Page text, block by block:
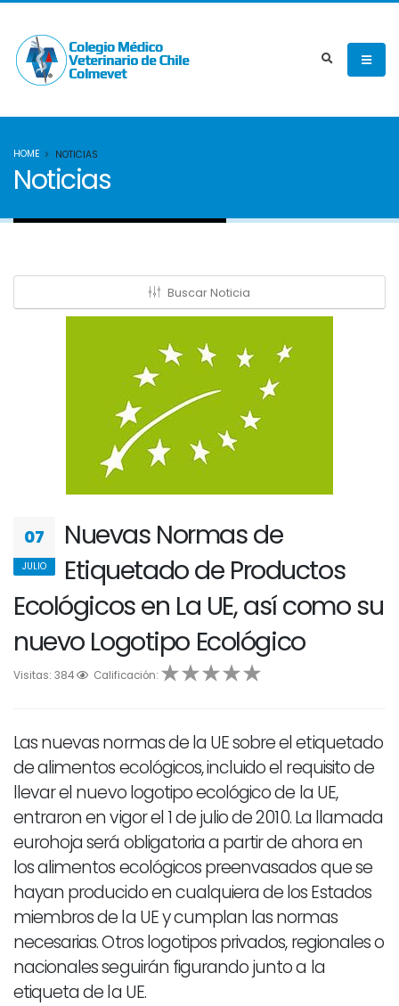
HOME NOTICIAS
Noticias
Buscar Noticia
07
JULIO
Nuevas Normas de
Etiquetado de Productos
Ecológicos en La UE, así como su
nuevo Logotipo Ecológico
Visitas: 384 Calificación:
1 2 3 4 5
Las nuevas normas de la UE sobre el etiquetado
de alimentos ecológicos, incluido el requisito de
llevar el nuevo logotipo ecológico de la UE,
entraron en vigor el 1 de julio de 2010. La llamada
eurohoja será obligatoria a partir de ahora en
los alimentos ecológicos preenvasados que se
hayan producido en cualquiera de los Estados
miembros de la UE y cumplan las normas
necesarias. Otros logotipos privados, regionales o
nacionales seguirán figurando junto a la
etiqueta de la UE.